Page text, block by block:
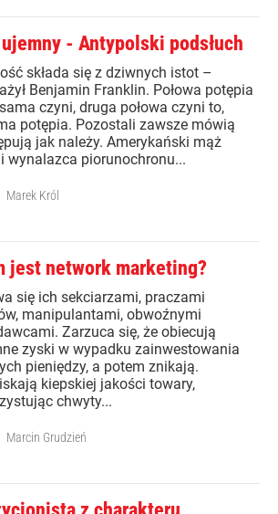
- Antypolski podsłuch
składa się z dziwnych istot –
Benjamin Franklin. Połowa potępia
czyni, druga połowa czyni to,
potępia. Pozostali zawsze mówią
jak należy. Amerykański mąż
wynalazca piorunochronu...
Marek Król
jest network marketing?
się ich sekciarzami, praczami
manipulantami, obwoźnymi
Zarzuca się, że obiecują
zyski w wypadku zainwestowania
pieniędzy, a potem znikają.
kiepskiej jakości towary,
chwyty...
Marcin Grudzień